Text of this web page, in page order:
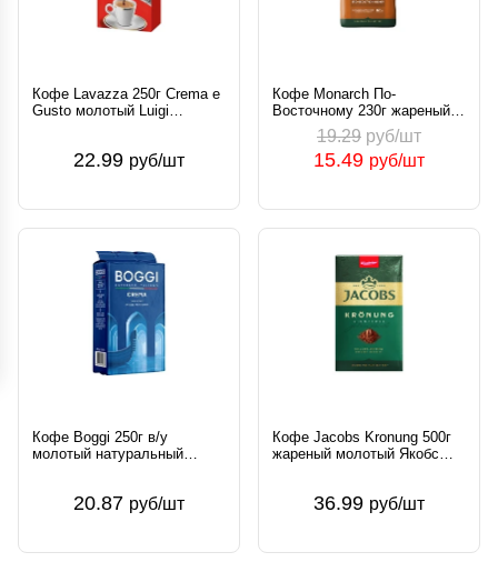
Кофе Lavazza 250г Crema e
Gusto молотый Luigi
22.99 руб/шт
Кофе Monarch По-
Восточному 230г жареный
молотый Россия
15.49 руб/шт
19.29 руб/шт
Кофе Boggi 250г в/у
молотый натуральный
20.87 руб/шт
Кофе Jacobs Kronung 500г
жареный молотый Якобс
36.99 руб/шт